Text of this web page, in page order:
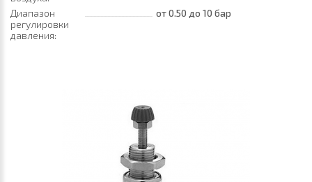
Диапазон
регулировки
давления:
от 0.50 до 10 бар